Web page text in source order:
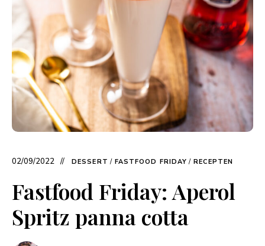
02/09/2022 DESSERT / FASTFOOD FRIDAY / RECEPTEN
Fastfood Friday: Aperol
Spritz panna cotta